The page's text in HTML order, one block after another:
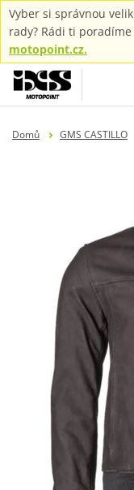
Vyber si správnou
rady? Rádi ti poradíme
motopoint.cz.
Domů
GMS CASTILLO